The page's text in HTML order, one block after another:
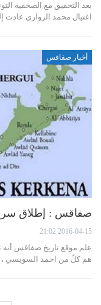
بعد التحقيق مع الصحفية
اغتيال محمد الزواري
أخبار صفاقس
صفاقس : إطلاق
2016-04-15 21:02
علم موقع تاريخ صفاقس أنه
هم كلّ من احمد السويسي ،